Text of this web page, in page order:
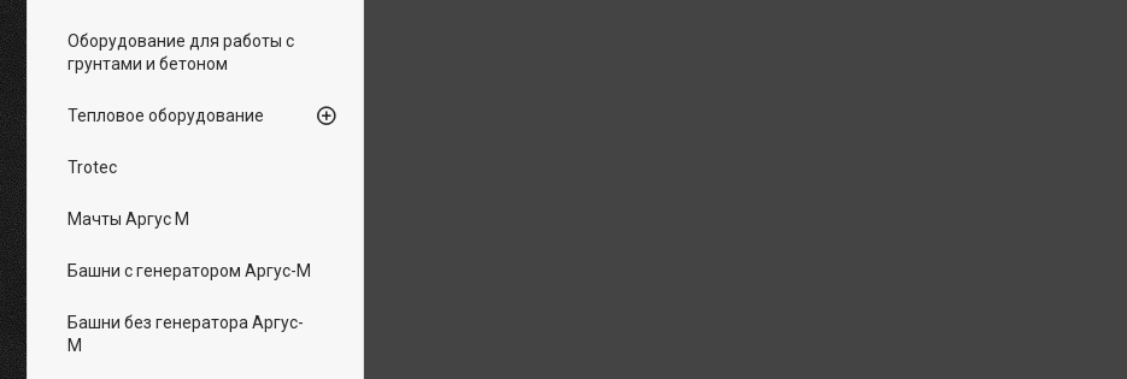
Оборудование для работы с
грунтами и бетоном
Тепловое оборудование
Trotec
Мачты Аргус М
Башни с генератором Аргус-М
Башни без генератора Аргус-
М